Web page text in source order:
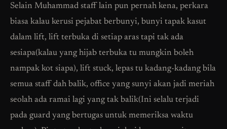
Selain Muhammad staff lain pun pernah kena, perkara
biasa kalau kerusi pejabat berbunyi, bunyi tapak kasut
dalam lift, lift terbuka di setiap aras tapi tak ada
sesiapa(kalau yang hijab terbuka tu mungkin boleh
nampak kot siapa), lift stuck, lepas tu kadang-kadang bila
semua staff dah balik, office yang sunyi akan jadi meriah
seolah ada ramai lagi yang tak balik(Ini selalu terjadi
pada guard yang bertugas untuk memeriksa waktu